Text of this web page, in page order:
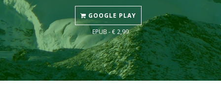
GOOGLE PLAY
EPUB - € 2,99